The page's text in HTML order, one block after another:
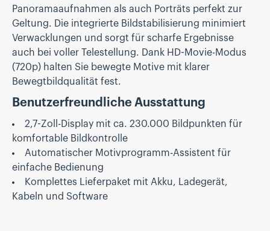
Panoramaaufnahmen als auch Porträts perfekt zur
Geltung. Die integrierte Bildstabilisierung minimiert
Verwacklungen und sorgt für scharfe Ergebnisse
auch bei voller Telestellung. Dank HD-Movie-Modus
(720p) halten Sie bewegte Motive mit klarer
Bewegtbildqualität fest.
Benutzerfreundliche Ausstattung
2,7-Zoll-Display mit ca. 230.000 Bildpunkten für
komfortable Bildkontrolle
Automatischer Motivprogramm-Assistent für
einfache Bedienung
Komplettes Lieferpaket mit Akku, Ladegerät,
Kabeln und Software